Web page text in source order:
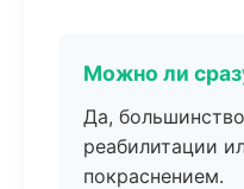
Можно ли
Да,
реабилитации
покраснением.